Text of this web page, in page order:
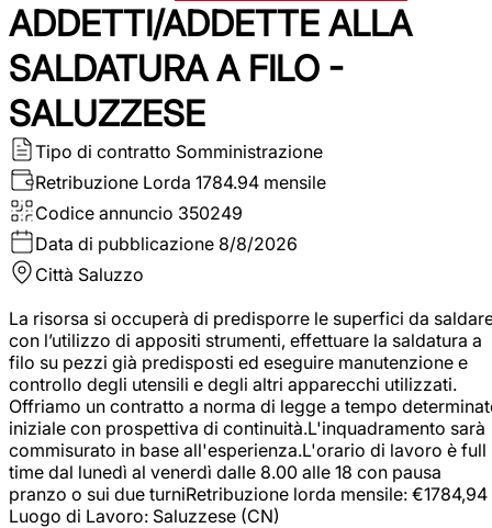
ADDETTI/ADDETTE ALLA
SALDATURA A FILO -
SALUZZESE
Tipo di contratto Somministrazione
Retribuzione Lorda 1784.94 mensile
Codice annuncio 350249
Data di pubblicazione 8/8/2026
Città Saluzzo
La risorsa si occuperà di predisporre le superfici da
con l’utilizzo di appositi strumenti, effettuare la saldatura a
filo su pezzi già predisposti ed eseguire manutenzione e
controllo degli utensili e degli altri apparecchi utilizzati.
Offriamo un contratto a norma di legge a tempo
iniziale con prospettiva di continuità.L'inquadramento sarà
commisurato in base all'esperienza.L'orario di lavoro è full
time dal lunedì al venerdì dalle 8.00 alle 18 con pausa
pranzo o sui due turniRetribuzione lorda mensile: €1784,94
Luogo di Lavoro: Saluzzese (CN)